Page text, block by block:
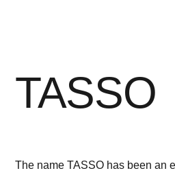
TASSO
The name TASSO has been an